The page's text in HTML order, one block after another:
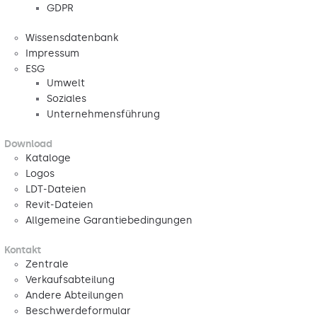
GDPR
Wissensdatenbank
Impressum
ESG
Umwelt
Soziales
Unternehmensführung
Download
Kataloge
Logos
LDT-Dateien
Revit-Dateien
Allgemeine Garantiebedingungen
Kontakt
Zentrale
Verkaufsabteilung
Andere Abteilungen
Beschwerdeformular